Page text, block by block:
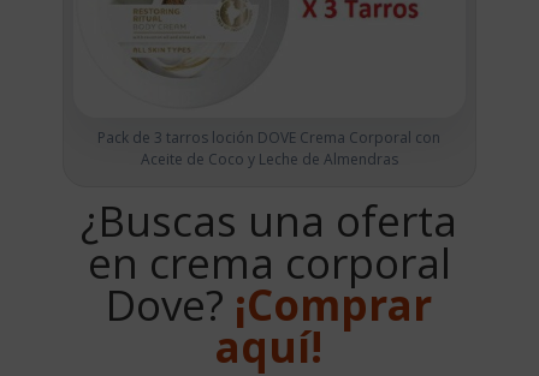
Pack de 3 tarros loción DOVE Crema Corporal con
Aceite de Coco y Leche de Almendras
¿Buscas una oferta
en crema corporal
Dove? ¡Comprar
aquí!